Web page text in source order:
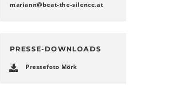
mariann@beat-the-silence.at
PRESSE-DOWNLOADS
Pressefoto Mörk